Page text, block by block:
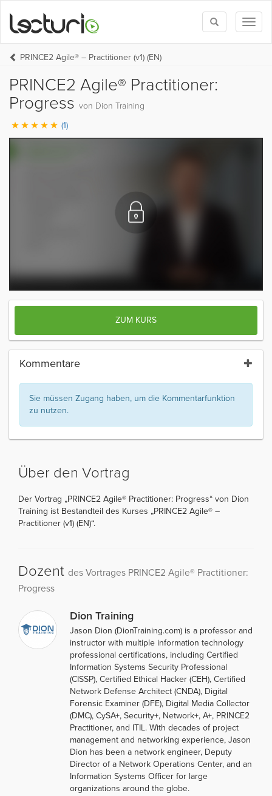
Toggle
search
PRINCE2 Agile® – Practitioner (v1) (EN)
PRINCE2 Agile® Practitioner:
Progress von Dion Training
(1)
ZUM KURS
Kommentare
Sie müssen Zugang haben, um die Kommentarfunktion
zu nutzen.
Über den Vortrag
Der Vortrag „PRINCE2 Agile® Practitioner: Progress“ von Dion
Training ist Bestandteil des Kurses „PRINCE2 Agile® –
Practitioner (v1) (EN)“.
Dozent des Vortrages PRINCE2 Agile® Practitioner:
Progress
Dion Training
Jason Dion (DionTraining.com) is a professor and
instructor with multiple information technology
professional certifications, including Certified
Information Systems Security Professional
(CISSP), Certified Ethical Hacker (CEH), Certified
Network Defense Architect (CNDA), Digital
Forensic Examiner (DFE), Digital Media Collector
(DMC), CySA+, Security+, Network+, A+, PRINCE2
Practitioner, and ITIL. With decades of project
management and networking experience, Jason
Dion has been a network engineer, Deputy
Director of a Network Operations Center, and an
Information Systems Officer for large
organizations around the globe.